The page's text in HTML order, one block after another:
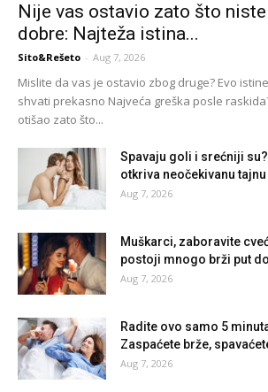
Nije vas ostavio zato što
dobre: Najteža istina...
Sito&Rešeto - Aug 7, 2026
Mislite da vas je ostavio zbog druge? Evo
shvati prekasno Najveća greška posle
otišao zato što...
Spavaju goli i srećniji
otkriva neočekivanu
Aug 7, 2026
Muškarci, zaboravite
postoji mnogo brži put
Aug 7, 2026
Radite ovo samo 5
Zaspaćete brže,
Aug 7, 2026